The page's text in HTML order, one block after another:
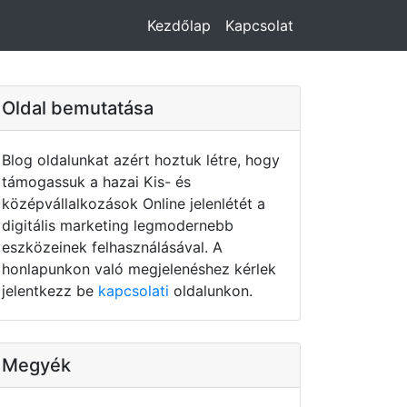
Kezdőlap Kapcsolat
Oldal bemutatása
Blog oldalunkat azért hoztuk létre, hogy
támogassuk a hazai Kis- és
középvállalkozások Online jelenlétét a
digitális marketing legmodernebb
eszközeinek felhasználásával. A
honlapunkon való megjelenéshez kérlek
jelentkezz be kapcsolati oldalunkon.
Megyék